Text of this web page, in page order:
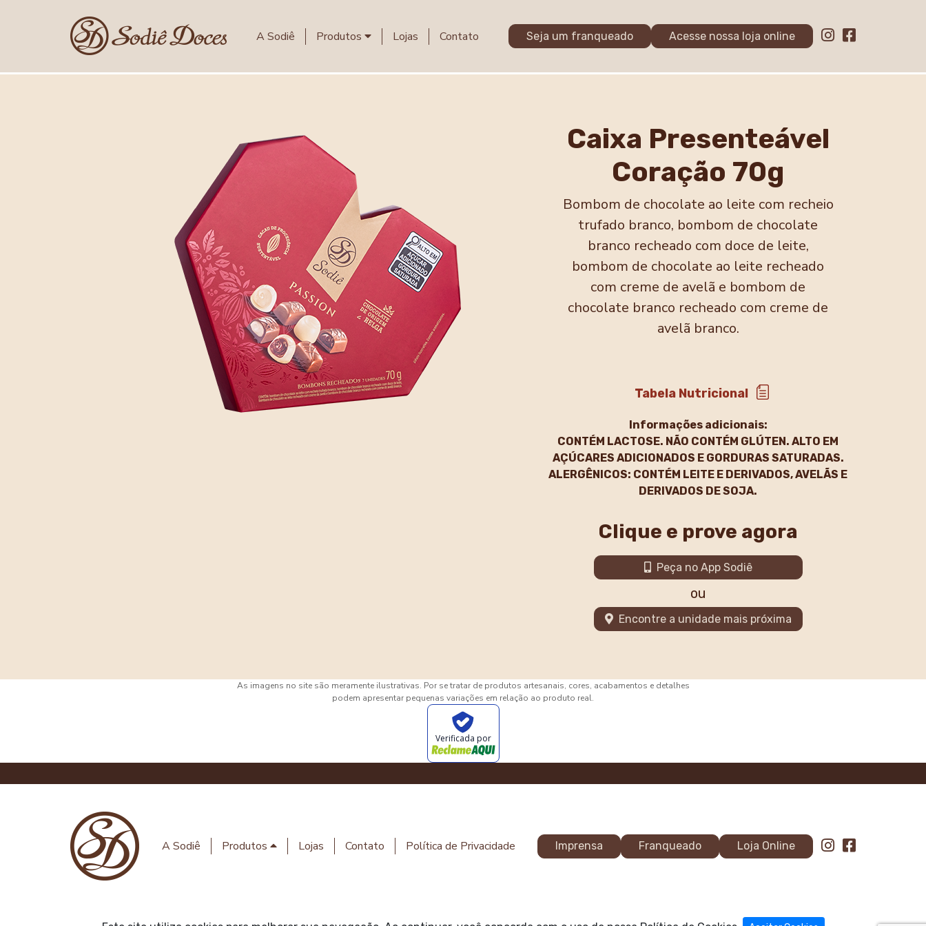
A Sodiê Produtos Lojas Contato Seja um franqueado Acesse nossa loja online
Caixa Presenteável
Coração 70g
Bombom de chocolate ao leite com recheio
trufado branco, bombom de chocolate
branco recheado com doce de leite,
bombom de chocolate ao leite recheado
com creme de avelã e bombom de
chocolate branco recheado com creme de
avelã branco.
Tabela Nutricional
Informações adicionais:
CONTÉM LACTOSE. NÃO CONTÉM GLÚTEN. ALTO EM
AÇÚCARES ADICIONADOS E GORDURAS SATURADAS.
ALERGÊNICOS: CONTÉM LEITE E DERIVADOS, AVELÃS E
DERIVADOS DE SOJA.
Clique e prove agora
Peça no App Sodiê
ou
Encontre a unidade mais próxima
As imagens no site são meramente ilustrativas. Por se tratar de produtos artesanais, cores, acabamentos e detalhes
podem apresentar pequenas variações em relação ao produto real.
Verificada por
A Sodiê Produtos Lojas Contato Política de Privacidade Imprensa Franqueado Loja Online